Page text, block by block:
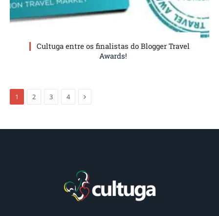
Cultuga entre os finalistas do Blogger Travel
Awards!
1 2 3 4 Próxima